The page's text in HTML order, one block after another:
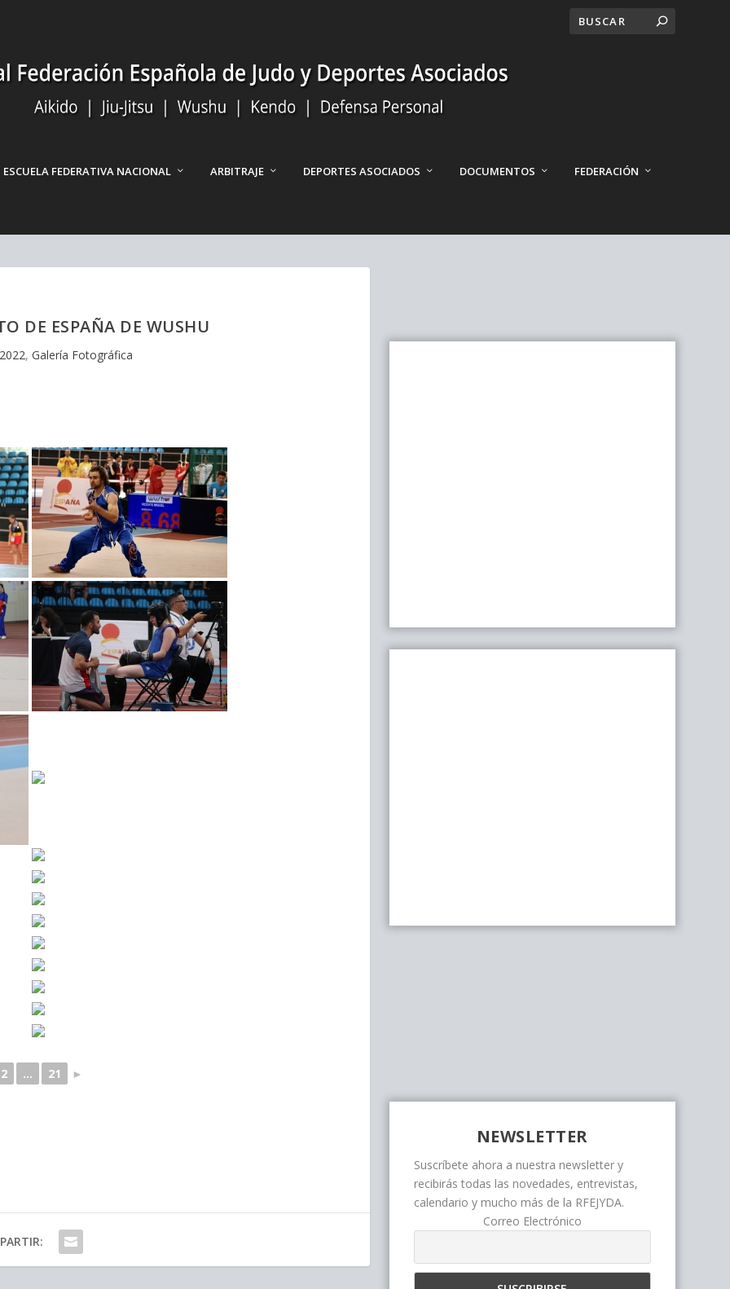
ESCUELA FEDERATIVA NACIONAL ARBITRAJE DEPORTES ASOCIADOS DOCUMENTOS FEDERACIÓN
DE ESPAÑA DE WUSHU
, Galería Fotográfica
2 ... 21 ►
NEWSLETTER
Suscríbete ahora a nuestra newsletter y
recibirás todas las novedades, entrevistas,
calendario y mucho más de la RFEJYDA.
Correo Electrónico